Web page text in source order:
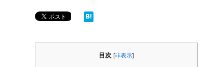
目次 [非表示]